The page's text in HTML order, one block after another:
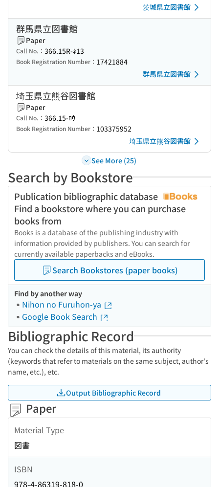
茨城県立図書館
群馬県立図書館
Paper
Call No.： 366.15R-ﾈ13
Book Registration Number： 17421884
群馬県立図書館
埼玉県立熊谷図書館
Paper
Call No.： 366.15-ﾛｳ
Book Registration Number： 103375952
埼玉県立熊谷図書館
See More (25)
Search by Bookstore
Publication bibliographic database
Find a bookstore where you can purchase
books from
Books is a database of the publishing industry with
information provided by publishers. You can search for
currently available paperbacks and eBooks.
Search Bookstores (paper books)
Find by another way
Nihon no Furuhon-ya
Google Book Search
Bibliographic Record
You can check the details of this material, its authority
(keywords that refer to materials on the same subject, author's
name, etc.), etc.
Output Bibliographic Record
Paper
Material Type
図書
ISBN
978-4-86319-818-0